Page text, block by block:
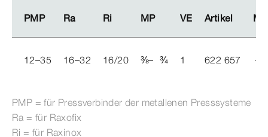
PMP Ra Ri MP VE Artikel
PMP Ra Ri MP VE Artikel
12–35 16–32 16/20 ⅜– ¾ 1 622 657
PMP = für Pressverbinder der metallenen Press­systeme
Ra = für Raxofix
Ri = für Raxinox